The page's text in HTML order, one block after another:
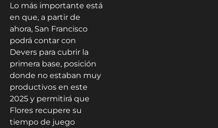
Lo más importante está
en que, a partir de
ahora, San Francisco
podrá contar con
Devers para cubrir la
primera base, posición
donde no estaban muy
productivos en este
2025 y permitirá que
Flores recupere su
tiempo de juego